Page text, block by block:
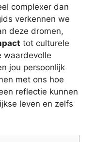
complexer dan
verkennen we
deze dromen,
tot culturele
waardevolle
jou persoonlijk
met ons hoe
reflectie kunnen
leven en zelfs